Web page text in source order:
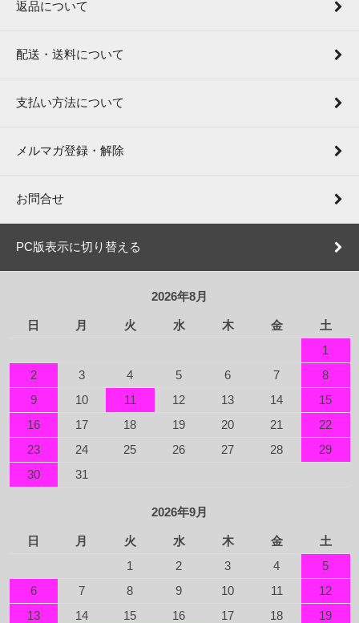
返品について
配送・送料について
支払い方法について
メルマガ登録・解除
お問合せ
PC版表示に切り替える
2026年8月
日 月 火 水 木 金
土
1
2
3 4 5 6 7
8
9
10 11 12 13 14
15
16
17 18 19 20 21
22
23
24 25 26 27 28
29
30
31
2026年9月
日 月 火 水 木 金
土
1
2 3 4
5
6
7 8 9 10 11
12
13
14 15 16 17 18
19